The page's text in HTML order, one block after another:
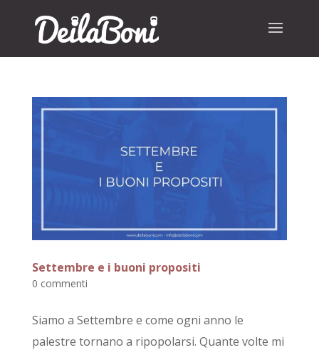
Settembre e i buoni propositi
0 commenti
Siamo a Settembre e come ogni anno le
palestre tornano a ripopolarsi. Quante volte mi